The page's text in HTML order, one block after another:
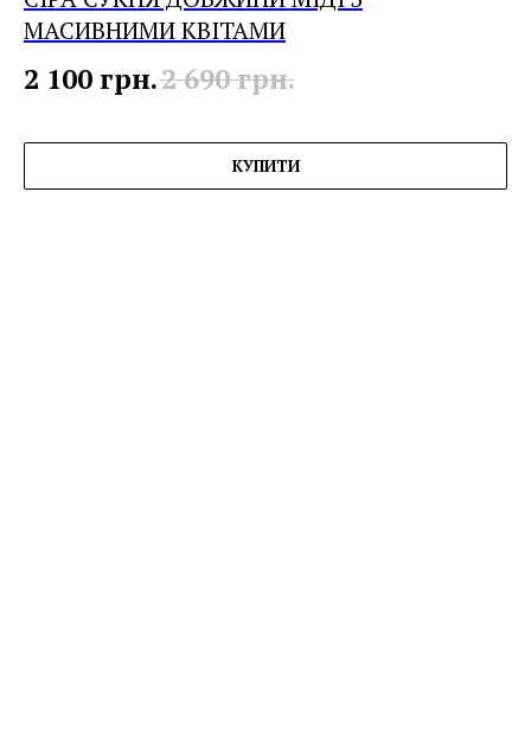
МАСИВНИМИ КВІТАМИ
2 100 грн.2 690грн.
КУПИТИ